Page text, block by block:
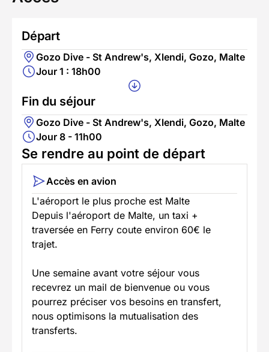
Départ
Gozo Dive - St Andrew's, Xlendi, Gozo, Malte
Jour 1 : 18h00
Fin du séjour
Gozo Dive - St Andrew's, Xlendi, Gozo, Malte
Jour 8 - 11h00
Se rendre au point de départ
Accès en avion
L'aéroport le plus proche est Malte
Depuis l'aéroport de Malte, un taxi +
traversée en Ferry coute environ 60€ le
trajet.
Une semaine avant votre séjour vous
recevrez un mail de bienvenue ou vous
pourrez préciser vos besoins en transfert,
nous optimisons la mutualisation des
transferts.